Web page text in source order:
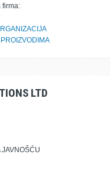
firma:
LTD
JAVNOŠĆU